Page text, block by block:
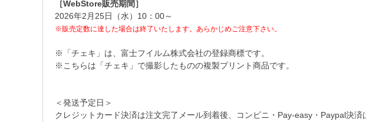
［WebStore販売期間］
2026年2月25日（水）10：00～
※販売定数に達した場合は終了いたします。あらかじめご注意下さい。
※「チェキ」は、富士フイルム株式会社の登録商標です。
※こちらは「チェキ」で撮影したものの複製プリント商品です。
＜発送予定日＞
クレジットカード決済は注文完了メール到着後、コンビニ・Pay-easy・Paypal決